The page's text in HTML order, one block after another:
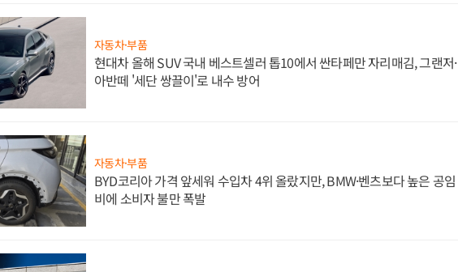
자동차·부품
현대차 올해 SUV 국내 베스트셀러 톱10에서 싼타페만 자리매김, 그랜저·
아반떼 '세단 쌍끌이'로 내수 방어
자동차·부품
BYD코리아 가격 앞세워 수입차 4위 올랐지만, BMW·벤츠보다 높은 공임
비에 소비자 불만 폭발